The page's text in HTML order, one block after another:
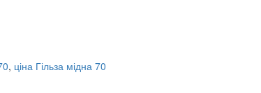
, ціна Гільза мідна 70